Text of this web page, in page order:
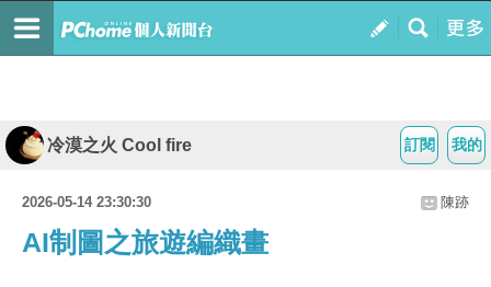
我的
訂閱
冷漠之火 Cool fire
2026-05-14 23:30:30 陳跡
AI制圖之旅遊編織畫